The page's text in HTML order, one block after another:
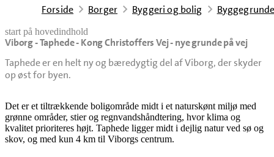
Forside Borger Byggeri og bolig
start på hovedindhold
Viborg - Taphede - Kong Christoffers Vej - nye grunde på vej
Taphede er en helt ny og bæredygtig del af Viborg, der skyder
op øst for byen.
senest opdateret 5. maj 2026
Det er et tiltrækkende boligområde midt i et naturskønt miljø med
grønne områder, stier og regnvandshåndtering, hvor klima og
kvalitet prioriteres højt. Taphede ligger midt i dejlig natur ved sø og
skov, og med kun 4 km til Viborgs centrum.